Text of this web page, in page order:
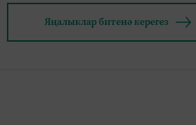
Яңалыклар битенә керегез